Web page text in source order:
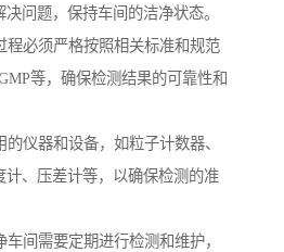
问题，保持车间的洁净状态。
程必须严格按照相关标准和规范
等，确保检测结果的可靠性和
仪器和设备，如粒子计数器、
计、压差计等，以确保检测的准
间需要定期进行检测和维护，